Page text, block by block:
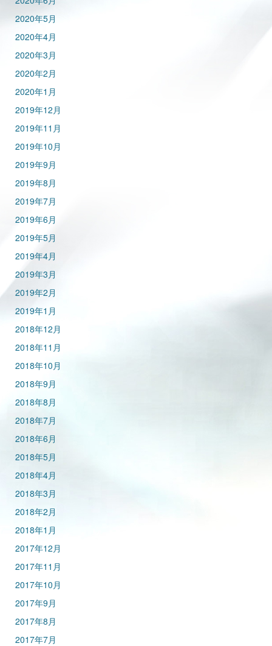
2020年5月
2020年4月
2020年3月
2020年2月
2020年1月
2019年12月
2019年11月
2019年10月
2019年9月
2019年8月
2019年7月
2019年6月
2019年5月
2019年4月
2019年3月
2019年2月
2019年1月
2018年12月
2018年11月
2018年10月
2018年9月
2018年8月
2018年7月
2018年6月
2018年5月
2018年4月
2018年3月
2018年2月
2018年1月
2017年12月
2017年11月
2017年10月
2017年9月
2017年8月
2017年7月